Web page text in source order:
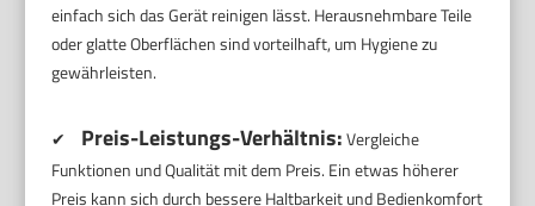
einfach sich das Gerät reinigen lässt. Herausnehmbare Teile
oder glatte Oberflächen sind vorteilhaft, um Hygiene zu
gewährleisten.
✔ Preis-Leistungs-Verhältnis:Vergleiche
Funktionen und Qualität mit dem Preis. Ein etwas höherer
Preis kann sich durch bessere Haltbarkeit und Bedienkomfort